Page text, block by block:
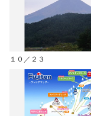
１０／２３